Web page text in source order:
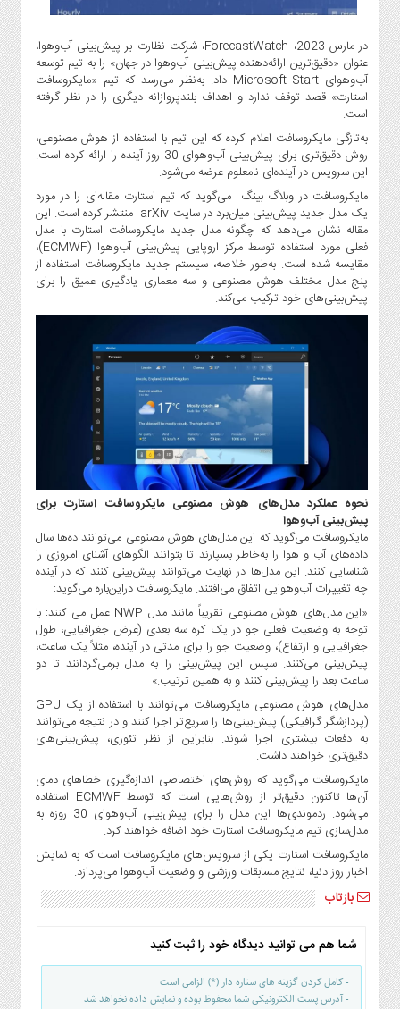
خودرو
آپ
و
فن
آوری
بانک
،
بیمه
و
ارز
دیجیتال
کشاورزی
و
صنایع
غذایی
و
بین
الملل
روز
در مارس 2023، ForecastWatch، شرکت نظارت بر پیش‌بینی آب‌وهوا،
عنوان «دقیق‌ترین ارائه‌دهنده پیش‌بینی آب‌وهوا در جهان» را به تیم توسعه
آب‌وهوای Microsoft Start داد. به‌نظر می‌رسد که تیم «مایکروسافت
استارت» قصد توقف ندارد و اهداف بلندپروازانه دیگری را در نظر گرفته
است.
به‌تازگی مایکروسافت اعلام کرده که این تیم با استفاده از هوش مصنوعی،
روش دقیق‌تری برای پیش‌بینی آب‌وهوای 30 روز آینده را ارائه کرده است.
این سرویس در آینده‌ای نامعلوم عرضه می‌شود.
مایکروسافت در وبلاگ بینگ می‌گوید که تیم استارت مقاله‌ای را در مورد
یک مدل جدید پیش‌بینی میان‌برد در سایت arXiv منتشر کرده است. این
مقاله نشان می‌دهد که چگونه مدل جدید مایکروسافت استارت با مدل
فعلی مورد استفاده توسط مرکز اروپایی پیش‌بینی آب‌وهوا ​​(ECMWF)،
مقایسه شده است. به‌طور خلاصه، سیستم جدید مایکروسافت استفاده از
پنج مدل مختلف هوش مصنوعی و سه معماری یادگیری عمیق را برای
پیش‌بینی‌های خود ترکیب می‌کند.
نحوه عملکرد مدل‌های هوش مصنوعی مایکروسافت استارت برای
پیش‌بینی آب‌وهوا
مایکروسافت می‌گوید که این مدل‌های هوش مصنوعی می‌توانند ده‌ها سال
داده‌های آب و هوا را به‌خاطر بسپارند تا بتوانند الگوهای آشنای امروزی را
شناسایی کنند. این مدل‌ها در نهایت می‌توانند پیش‌بینی کنند که در آینده
چه تغییرات آب‌و‌هوایی اتفاق می‌افتند. مایکروسافت دراین‌باره می‌گوید:
«این مدل‌های هوش مصنوعی تقریباً مانند مدل NWP عمل می کنند: با
توجه به وضعیت فعلی جو در یک کره سه بعدی (عرض جغرافیایی، طول
جغرافیایی و ارتفاع)، وضعیت جو را برای مدتی در آینده، مثلاً یک ساعت،
پیش‌بینی می‌کنند. سپس این پیش‌بینی را به مدل برمی‌گردانند تا دو
ساعت بعد را پیش‌بینی کنند و به همین ترتیب.»
مدل‌های هوش مصنوعی مایکروسافت می‌توانند با استفاده از یک GPU
(پردازشگر گرافیکی) پیش‌بینی‌ها را سریع‌تر اجرا کنند و در نتیجه می‌توانند
به دفعات بیشتری اجرا شوند. بنابراین از نظر تئوری، پیش‌بینی‌های
دقیق‌تری خواهند داشت.
مایکروسافت می‌گوید که روش‌های اختصاصی اندازه‌گیری خطاهای دمای
آن‌ها تاکنون دقیق‌تر از روش‌هایی است که توسط ECMWF استفاده
می‌شود. ردموندی‌ها این مدل را برای پیش‌بینی آب‌و‌هوای 30 روزه به
مدل‌سازی تیم مایکروسافت استارت خود اضافه خواهند کرد.
مایکروسافت استارت یکی از سرویس‌های مایکروسافت است که به نمایش
اخبار روز دنیا، نتایج مسابقات ورزشی و وضعیت آب‌وهوا می‌پردازد.
بازتاب
شما هم می توانید دیدگاه خود را ثبت کنید
- کامل کردن گزینه های ستاره دار (*) الزامی است
- آدرس پست الکترونیکی شما محفوظ بوده و نمایش داده نخواهد شد